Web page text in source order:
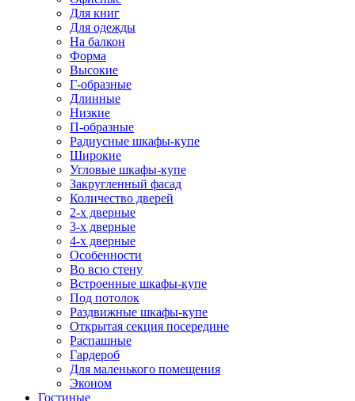
Для книг
Для одежды
На балкон
Форма
Высокие
Г-образные
Длинные
Низкие
П-образные
Радиусные шкафы-купе
Широкие
Угловые шкафы-купе
Закругленный фасад
Количество дверей
2-х дверные
3-х дверные
4-х дверные
Особенности
Во всю стену
Встроенные шкафы-купе
Под потолок
Раздвижные шкафы-купе
Открытая секция посередине
Распашные
Гардероб
Для маленького помещения
Эконом
Гостиные